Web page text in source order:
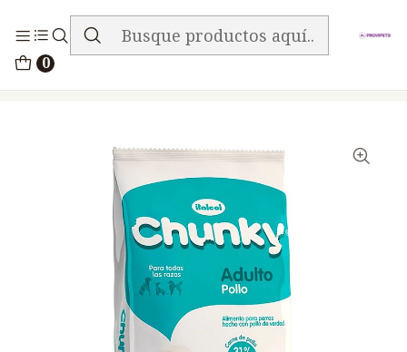
0
ENVIO GRATIS EN TODA LA TIENDA